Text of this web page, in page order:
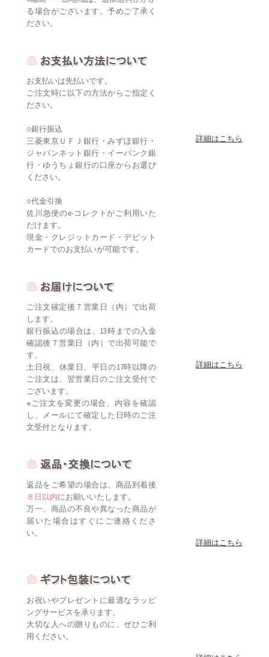
る場合がございます。予めご了承く
ださい。
お支払いは先払いです。
ご注文時に以下の方法からご指定く
ださい。
○銀行振込
三菱東京ＵＦＪ銀行・みずほ銀行・
ジャパンネット銀行・イーバンク銀
行・ゆうちょ銀行の口座からお選び
ください。
○代金引換
佐川急便のe-コレクトがご利用いた
だけます。
現金・クレジットカード・デビット
カードでのお支払いが可能です。
詳細はこちら
ご注文確定後７営業日（内）で出荷
します。
銀行振込の場合は、13時までの入金
確認後７営業日（内）で出荷可能で
す。
土日祝、休業日、平日の17時以降の
ご注文は、翌営業日のご注文受付で
ございます。
※ご注文を変更の場合、内容を確認
し、メールにて確定した日時のご注
文受付となります。
詳細はこちら
返品をご希望の場合は、商品到着後
８日以内にお願いいたします。
万一、商品の不良や異なった商品が
届いた場合はすぐにご連絡くださ
い。
詳細はこちら
お祝いやプレゼントに最適なラッピ
ングサービスを承ります。
大切な人への贈りものに、ぜひご利
用ください。